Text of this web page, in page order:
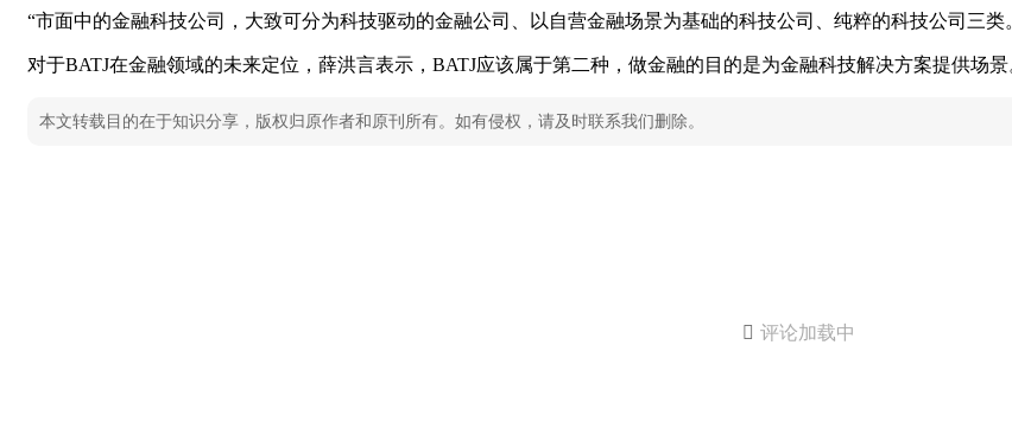
“市面中的金融科技公司，大致可分为科技驱动的金融公司、以自营金融场景为基础的科技公司、纯粹的科技公司三类
对于BATJ在金融领域的未来定位，薛洪言表示，BATJ应该属于第二种，做金融的目的是为金融科技解决方案提供场
本文转载目的在于知识分享，版权归原作者和原刊所有。如有侵权，请及时联系我们删除。
 评论加载中